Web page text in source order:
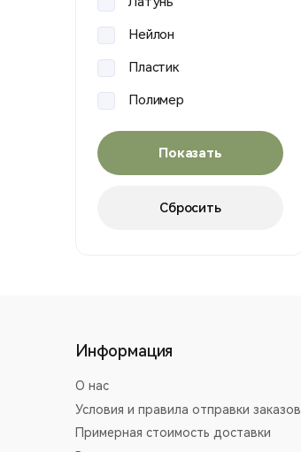
A&K
AGM
Anatactical
ARES
ARMY
CYMA
DIBOYS
Нейлон
Пластик
Полимер
Резина
Информация
О нас
Условия и правила отправки заказов
Примерная стоимость доставки